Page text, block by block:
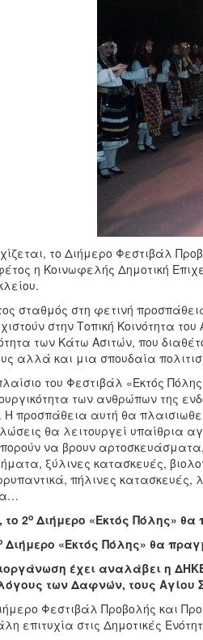
το Διήμερο Φεστιβάλ
η Κοινωφελής Δημοτική
σταθμός στη φετινή
στην Τοπική Κοινότητα
των Κάτω Ασιτών, που
αλλά και μια σπουδαία
του Φεστιβάλ «Εκτός
των ανθρώπων της
Η προσπάθεια αυτή θα
θα λειτουργεί υπαίθρια
να βρουν
ξύλινες κατασκευές,
πήλινες κατασκευές,
το 2οΔιήμερο «Εκτός Πόλης» θα
Διήμερο «Εκτός Πόλης» θα
έχει αναλάβει η
των Δαφνών, τους Αγίου
Φεστιβάλ Προβολής και
επιτυχία στις Δημοτικές